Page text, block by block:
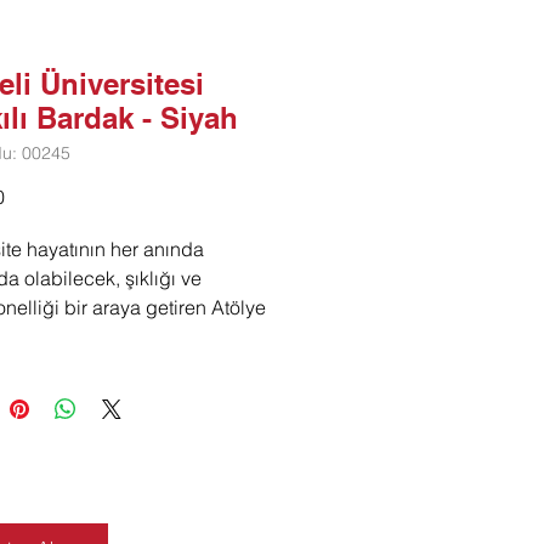
Üniversitesi
Bardak - Siyah
00245
Fiyat
hayatının her anında
olabilecek, şıklığı ve
bir araya getiren Atölye
çalışırken hem de
keyifli anlar yaşarken